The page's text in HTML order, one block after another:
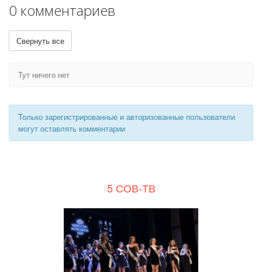
0 комментариев
Свернуть все
Тут ничего нет
Только зарегистрированные и авторизованные пользователи
могут оставлять комментарии
5 СОВ-ТВ